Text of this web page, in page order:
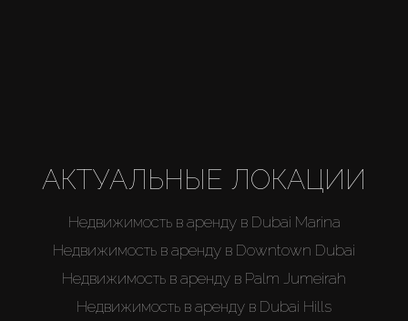
АКТУАЛЬНЫЕ ЛОКАЦИИ
Недвижимость в аренду в Dubai Marina
Недвижимость в аренду в Downtown Dubai
Недвижимость в аренду в Palm Jumeirah
Недвижимость в аренду в Dubai Hills